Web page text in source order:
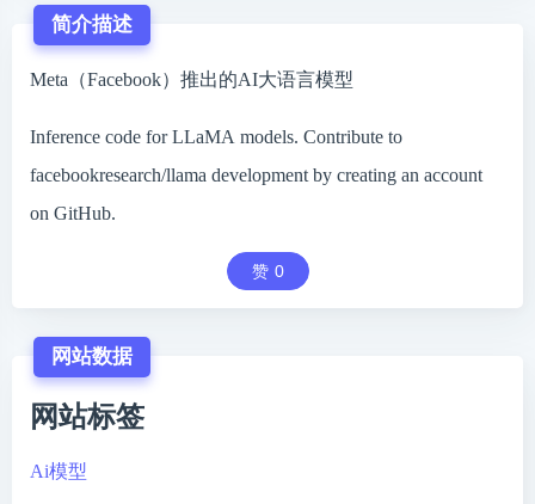
简介描述
Meta（Facebook）推出的AI大语言模型
Inference code for LLaMA models. Contribute to
facebookresearch/llama development by creating an account
on GitHub.
赞 0
网站数据
网站标签
Ai模型